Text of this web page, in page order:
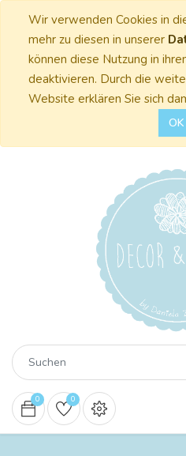
Wir verwenden Cookies in
mehr zu diesen in unserer
können diese Nutzung in
deaktivieren. Durch die
Website erklären Sie sich
OK
0 0